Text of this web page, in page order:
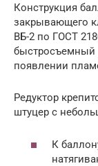
Конструкция
закрывающего
ВБ-2 по ГОСТ
быстросъемный
появлении
Редуктор
штуцер с
К